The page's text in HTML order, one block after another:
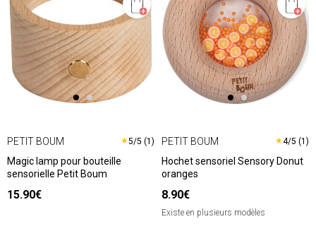
PETIT BOUM ★5/5 (1)
Magic lamp pour bouteille
sensorielle Petit Boum
15.90€
PETIT BOUM ★4/5 (1)
Hochet sensoriel Sensory Donut
oranges
8.90€
Existe en plusieurs modèles